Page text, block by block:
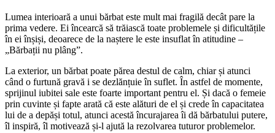
Lumea interioară a unui bărbat este mult mai fragilă decât pare la
prima vedere. Ei încearcă să trăiască toate problemele și dificultățile
în ei înșiși, deoarece de la naștere le este insuflat în atitudine –
„Bărbații nu plâng”.
La exterior, un bărbat poate părea destul de calm, chiar și atunci
când o furtună gravă i se dezlănțuie în suflet. În astfel de momente,
sprijinul iubitei sale este foarte important pentru el. Și dacă o femeie
prin cuvinte și fapte arată că este alături de el și crede în capacitatea
lui de a depăși totul, atunci acestă încurajarea îi dă bărbatului putere,
îl inspiră, îl motivează și-l ajută la rezolvarea tuturor problemelor.